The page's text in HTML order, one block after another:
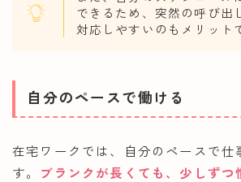
できるため、突然の呼び出
対応しやすいのもメリット
自分のペースで働ける
在宅ワークでは、自分のペースで仕
す。 ブランクが長くても、少しずつ